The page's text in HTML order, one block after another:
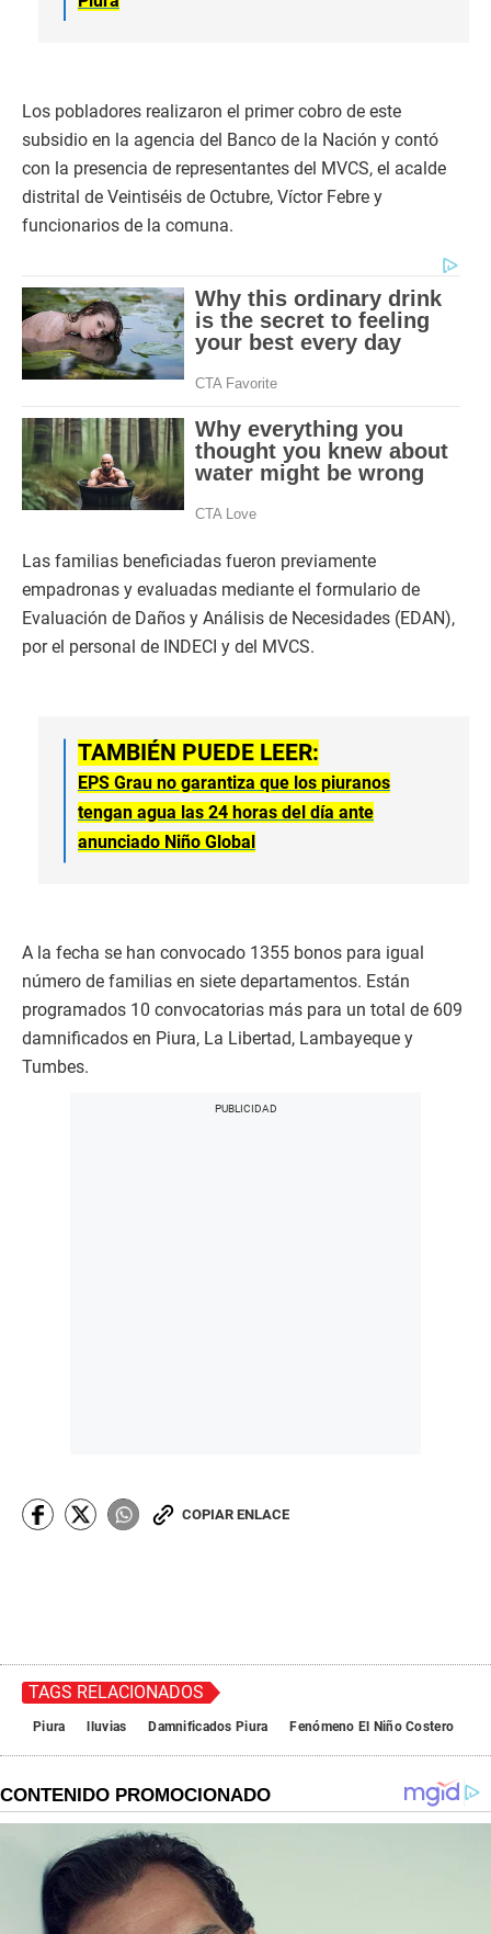
Los pobladores realizaron el primer cobro de este
subsidio en la agencia del Banco de la Nación y contó
con la presencia de representantes del MVCS, el acalde
distrital de Veintiséis de Octubre, Víctor Febre y
funcionarios de la comuna.
Las familias beneficiadas fueron previamente
empadronas y evaluadas mediante el formulario de
Evaluación de Daños y Análisis de Necesidades (EDAN),
por el personal de INDECI y del MVCS.
TAMBIÉN PUEDE LEER:
EPS Grau no garantiza que los piuranos
tengan agua las 24 horas del día ante
anunciado Niño Global
A la fecha se han convocado 1355 bonos para igual
número de familias en siete departamentos. Están
programados 10 convocatorias más para un total de 609
damnificados en Piura, La Libertad, Lambayeque y
Tumbes.
COPIAR ENLACE
TAGS RELACIONADOS
Piura lluvias Damnificados Piura Fenómeno El Niño Costero